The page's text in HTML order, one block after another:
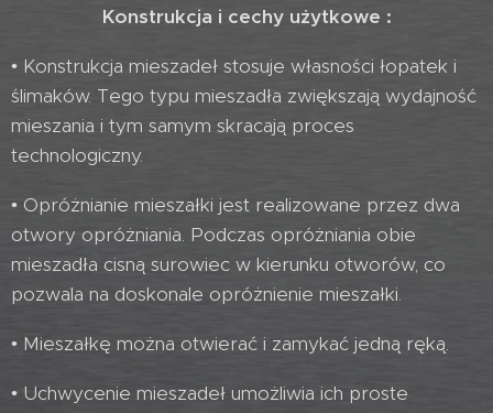
Konstrukcja i cechy użytkowe :
• Konstrukcja mieszadeł stosuje własności łopatek i
ślimaków. Tego typu mieszadła zwiększają wydajność
mieszania i tym samym skracają proces
technologiczny.
• Opróżnianie mieszałki jest realizowane przez dwa
otwory opróżniania. Podczas opróżniania obie
mieszadła cisną surowiec w kierunku otworów, co
pozwala na doskonale opróżnienie mieszałki.
• Mieszałkę można otwierać i zamykać jedną ręką.
• Uchwycenie mieszadeł umożliwia ich proste